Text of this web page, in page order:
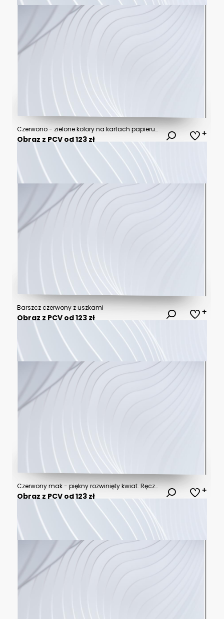
Czerwono - zielone kolory na kartach papieru z brokatem
Obraz z PCV od 123 zł
Barszcz czerwony z uszkami
Obraz z PCV od 123 zł
Czerwony mak - piękny rozwinięty kwiat. Ręcznie rysowana botaniczna ilustracja.
Obraz z PCV od 123 zł